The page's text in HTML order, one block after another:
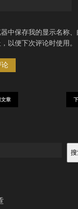
中保存我的显示名称
以便下次评论时使用。
章